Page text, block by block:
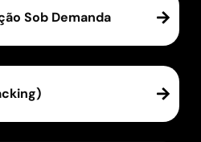
Sob Demanda